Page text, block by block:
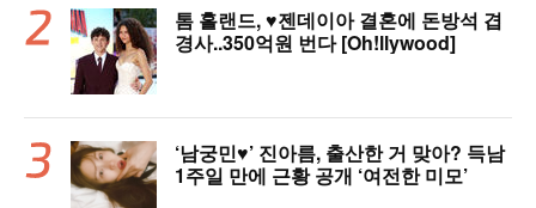
톰 홀랜드, ♥︎젠데이아 결혼에 돈방석 겹
경사..350억원 번다 [Oh!llywood]
‘남궁민♥’ 진아름, 출산한 거 맞아? 득남
1주일 만에 근황 공개 ‘여전한 미모’